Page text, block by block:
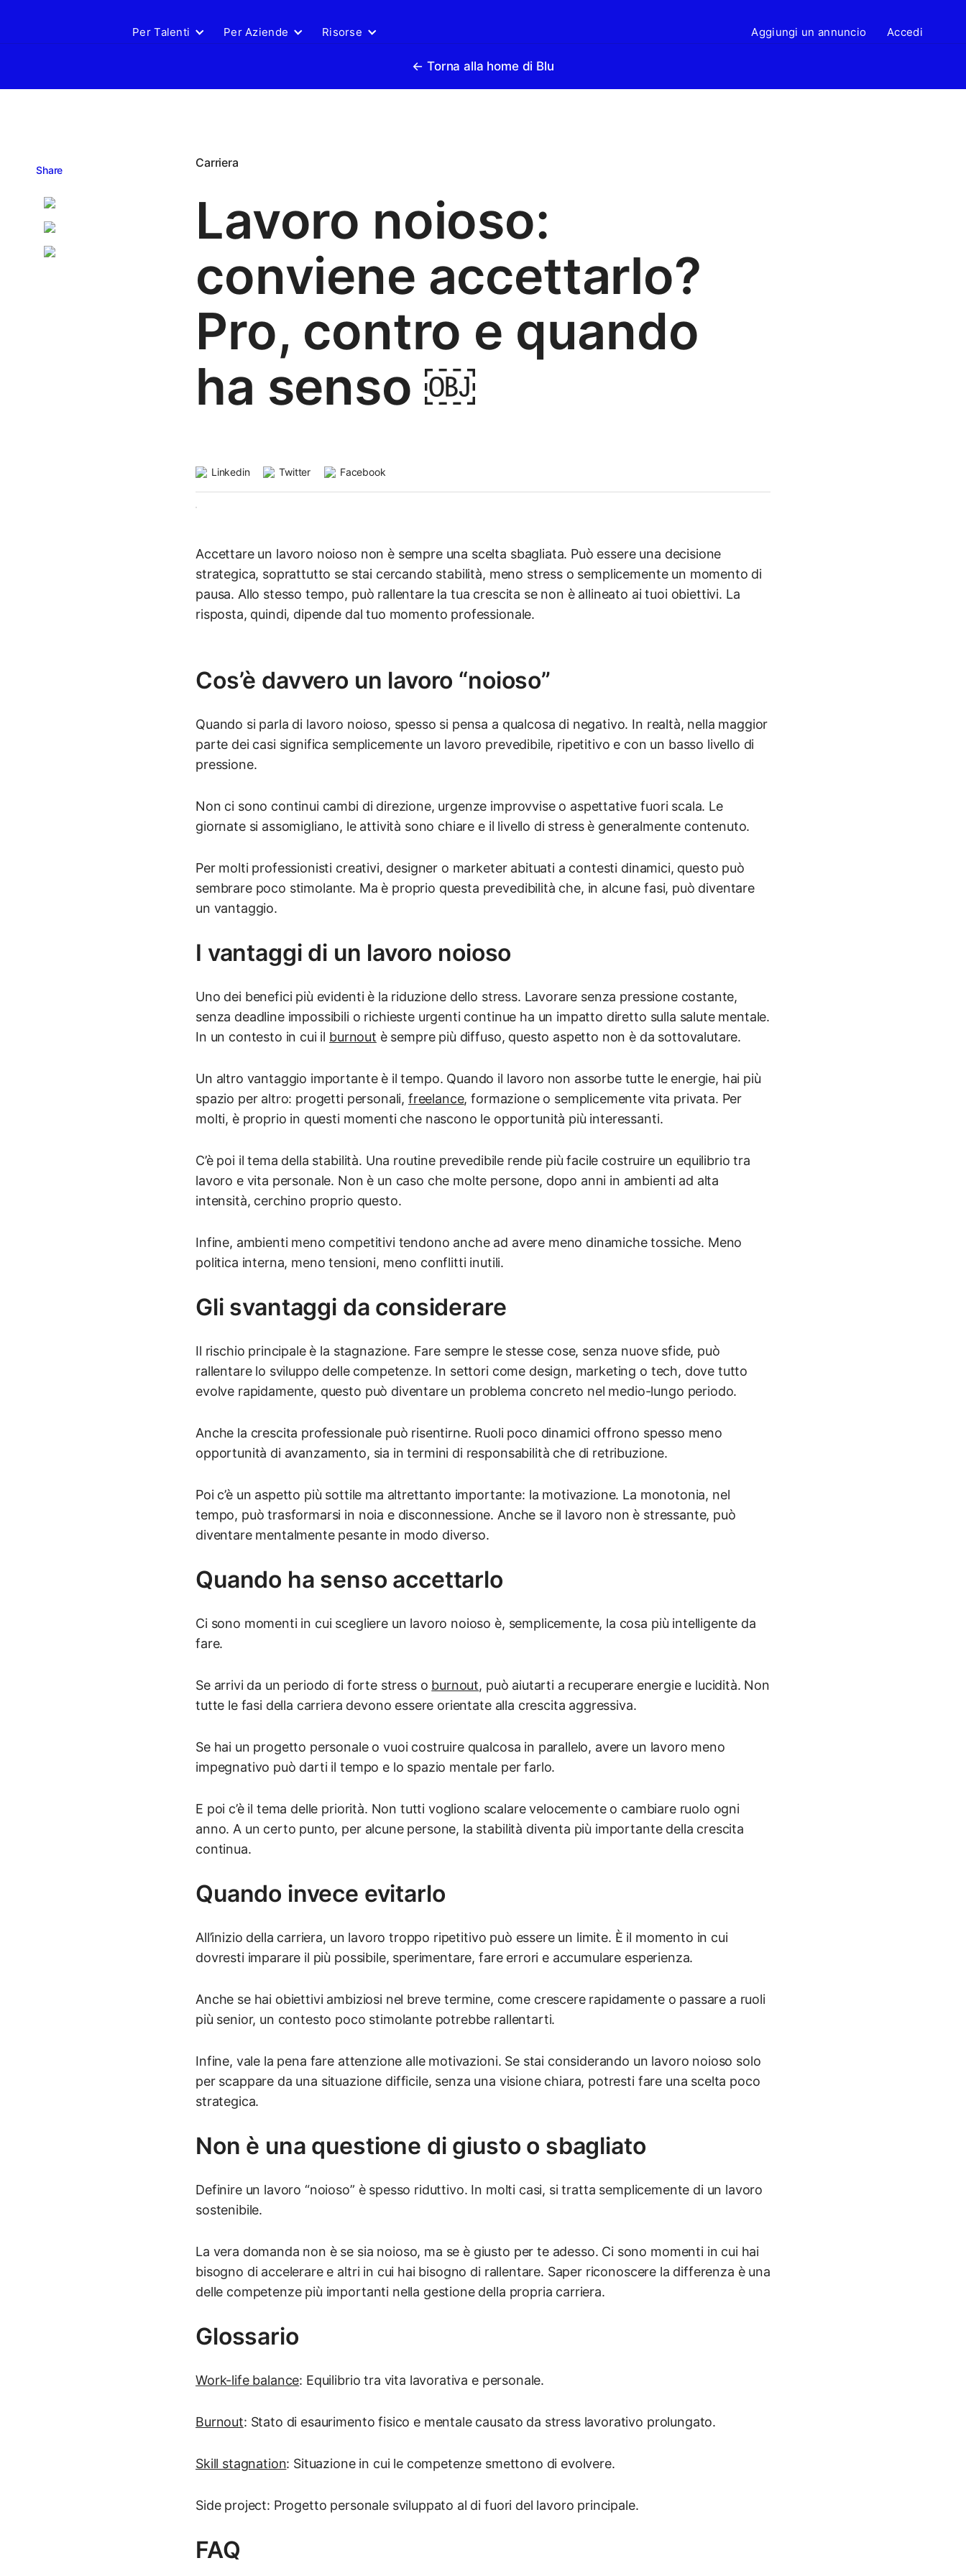
Per Talenti Per Aziende Risorse Aggiungi un annuncio Accedi
← Torna alla home di Blu
Carriera
Lavoro noioso:
conviene accettarlo?
Pro, contro e quando
ha senso ￼
Linkedin Twitter Facebook
Share
Accettare un lavoro noioso non è sempre una scelta sbagliata. Può essere una decisione
strategica, soprattutto se stai cercando stabilità, meno stress o semplicemente un momento di
pausa. Allo stesso tempo, può rallentare la tua crescita se non è allineato ai tuoi obiettivi. La
risposta, quindi, dipende dal tuo momento professionale.
Cos’è davvero un lavoro “noioso”
Quando si parla di lavoro noioso, spesso si pensa a qualcosa di negativo. In realtà, nella maggior
parte dei casi significa semplicemente un lavoro prevedibile, ripetitivo e con un basso livello di
pressione.
Non ci sono continui cambi di direzione, urgenze improvvise o aspettative fuori scala. Le
giornate si assomigliano, le attività sono chiare e il livello di stress è generalmente contenuto.
Per molti professionisti creativi, designer o marketer abituati a contesti dinamici, questo può
sembrare poco stimolante. Ma è proprio questa prevedibilità che, in alcune fasi, può diventare
un vantaggio.
I vantaggi di un lavoro noioso
Uno dei benefici più evidenti è la riduzione dello stress. Lavorare senza pressione costante,
senza deadline impossibili o richieste urgenti continue ha un impatto diretto sulla salute mentale.
In un contesto in cui il burnout è sempre più diffuso, questo aspetto non è da sottovalutare.
Un altro vantaggio importante è il tempo. Quando il lavoro non assorbe tutte le energie, hai più
spazio per altro: progetti personali, freelance, formazione o semplicemente vita privata. Per
molti, è proprio in questi momenti che nascono le opportunità più interessanti.
C’è poi il tema della stabilità. Una routine prevedibile rende più facile costruire un equilibrio tra
lavoro e vita personale. Non è un caso che molte persone, dopo anni in ambienti ad alta
intensità, cerchino proprio questo.
Infine, ambienti meno competitivi tendono anche ad avere meno dinamiche tossiche. Meno
politica interna, meno tensioni, meno conflitti inutili.
Gli svantaggi da considerare
Il rischio principale è la stagnazione. Fare sempre le stesse cose, senza nuove sfide, può
rallentare lo sviluppo delle competenze. In settori come design, marketing o tech, dove tutto
evolve rapidamente, questo può diventare un problema concreto nel medio-lungo periodo.
Anche la crescita professionale può risentirne. Ruoli poco dinamici offrono spesso meno
opportunità di avanzamento, sia in termini di responsabilità che di retribuzione.
Poi c’è un aspetto più sottile ma altrettanto importante: la motivazione. La monotonia, nel
tempo, può trasformarsi in noia e disconnessione. Anche se il lavoro non è stressante, può
diventare mentalmente pesante in modo diverso.
Quando ha senso accettarlo
Ci sono momenti in cui scegliere un lavoro noioso è, semplicemente, la cosa più intelligente da
fare.
Se arrivi da un periodo di forte stress o burnout, può aiutarti a recuperare energie e lucidità. Non
tutte le fasi della carriera devono essere orientate alla crescita aggressiva.
Se hai un progetto personale o vuoi costruire qualcosa in parallelo, avere un lavoro meno
impegnativo può darti il tempo e lo spazio mentale per farlo.
E poi c’è il tema delle priorità. Non tutti vogliono scalare velocemente o cambiare ruolo ogni
anno. A un certo punto, per alcune persone, la stabilità diventa più importante della crescita
continua.
Quando invece evitarlo
All’inizio della carriera, un lavoro troppo ripetitivo può essere un limite. È il momento in cui
dovresti imparare il più possibile, sperimentare, fare errori e accumulare esperienza.
Anche se hai obiettivi ambiziosi nel breve termine, come crescere rapidamente o passare a ruoli
più senior, un contesto poco stimolante potrebbe rallentarti.
Infine, vale la pena fare attenzione alle motivazioni. Se stai considerando un lavoro noioso solo
per scappare da una situazione difficile, senza una visione chiara, potresti fare una scelta poco
strategica.
Non è una questione di giusto o sbagliato
Definire un lavoro “noioso” è spesso riduttivo. In molti casi, si tratta semplicemente di un lavoro
sostenibile.
La vera domanda non è se sia noioso, ma se è giusto per te adesso. Ci sono momenti in cui hai
bisogno di accelerare e altri in cui hai bisogno di rallentare. Saper riconoscere la differenza è una
delle competenze più importanti nella gestione della propria carriera.
Glossario
Work-life balance: Equilibrio tra vita lavorativa e personale.
Burnout: Stato di esaurimento fisico e mentale causato da stress lavorativo prolungato.
Skill stagnation: Situazione in cui le competenze smettono di evolvere.
Side project: Progetto personale sviluppato al di fuori del lavoro principale.
FAQ